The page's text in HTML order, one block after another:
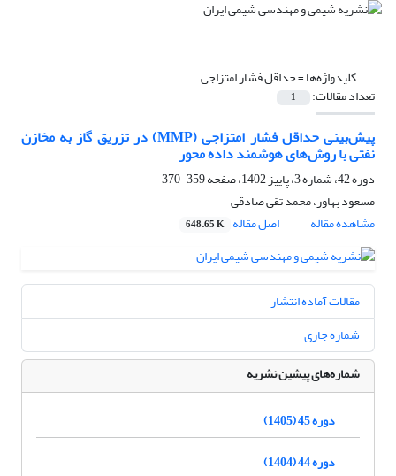
کلیدواژه‌ها =حداقل فشار امتزاجی
تعداد مقالات: 1
پیش‌بینی حداقل فشار امتزاجی (MMP) در تزریق گاز به مخازن
نفتی با روش‌های هوشمند داده محور
دوره 42، شماره 3، پاییز 1402، صفحه
359-370
مسعود بهاور، محمد تقی صادقی
مشاهده مقاله
اصل مقاله 648.65 K
مقالات آماده انتشار
شماره جاری
شماره‌های پیشین نشریه
دوره 45 (1405)
دوره 44 (1404)